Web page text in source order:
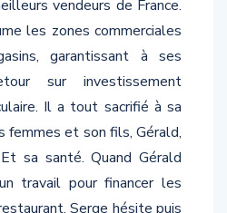
vendeurs de France.
les zones commerciales
garantissant à ses
sur investissement
Il a tout sacrifié à sa
femmes et son fils, Gérald,
sa santé. Quand Gérald
travail pour financer les
Serge hésite puis